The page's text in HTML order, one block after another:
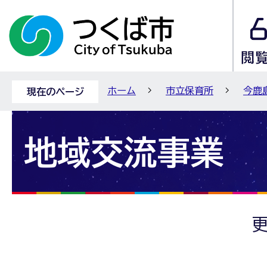
現在のページ ホーム 市立保育所 今鹿
地域交流事業